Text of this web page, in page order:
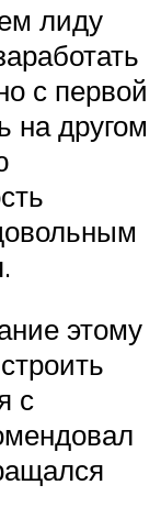
лиду
с первой
на другом
этому
с